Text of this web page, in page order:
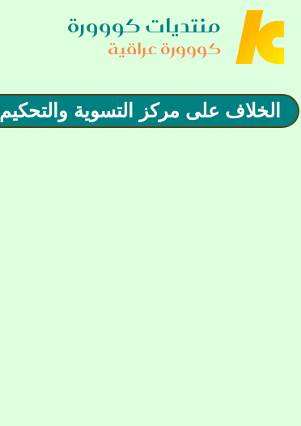
منتديات كووورة
كووورة عراقية
الخلاف على مركز التسوية والتحكيم